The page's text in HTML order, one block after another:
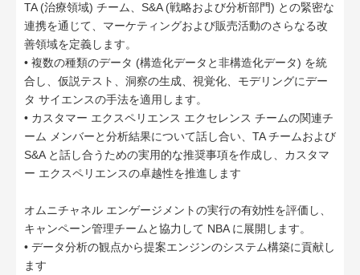
TA (治療領域) チーム、S&A (戦略および分析部門) との緊密な
連携を通じて、マーケティングおよび販売活動のさらなる改
善領域を定義します。
• 複数の種類のデータ (構造化データと非構造化データ) を統
合し、仮説テスト、洞察の生成、視覚化、モデリングにデー
タ サイエンスの手法を適用します。
• カスタマー エクスペリエンス エクセレンス チームの関連チ
ーム メンバーと分析結果について話し合い、TA チームおよび
S&A と話し合うための実用的な推奨事項を作成し、カスタマ
ー エクスペリエンスの卓越性を推進します
オムニチャネル エンゲージメントの実行の有効性を評価し、
キャンペーン管理チームと協力して NBA に展開します。
• データ分析の観点から提案エンジンのシステム構築に貢献し
ます